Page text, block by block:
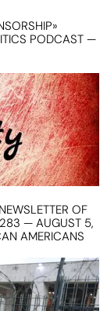
PODCAST —
OF
— AUGUST 5,
AMERICANS